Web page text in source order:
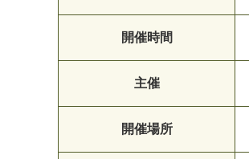
開催時間
主催
開催場所